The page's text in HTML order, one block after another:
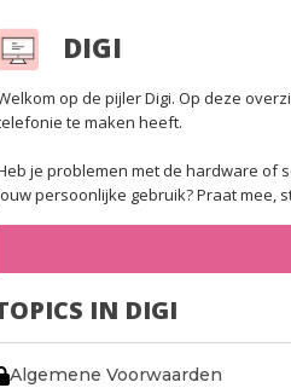
DIGI
op de pijler Digi. Op deze
te maken heeft.
je problemen met de hardware of
persoonlijke gebruik? Praat mee,
IN DIGI
Algemene Voorwaarden